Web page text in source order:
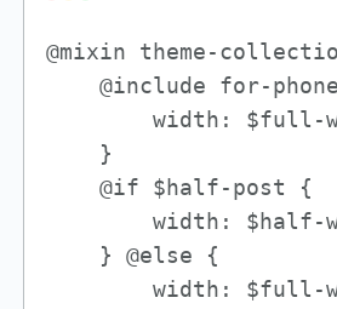
@mixin theme-
@include for-
width: $full-
    }
    @if $half-post {
width: $half-
    } @else {
width: $full-